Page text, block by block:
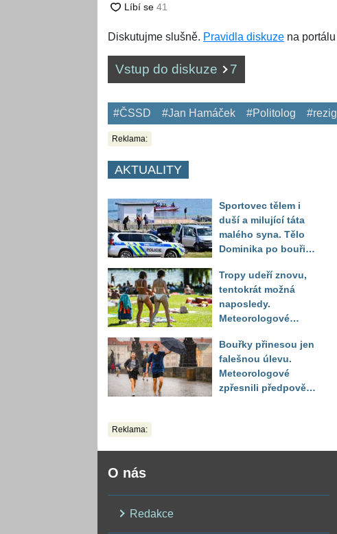
Diskutujme slušně. Pravidla diskuze na
Vstup do diskuze 7
#ČSSD #Jan Hamáček #Politolog
Reklama:
AKTUALITY
Sportovec tělem i
duší a milující táta
malého syna. Tělo
Dominika po bouři
až druhý den
Tropy udeří znovu,
tentokrát možná
naposledy.
Meteorologové
do září
Bouřky přinesou jen
falešnou úlevu.
Meteorologové
zpřesnili předpověď
Reklama:
O nás
Redakce